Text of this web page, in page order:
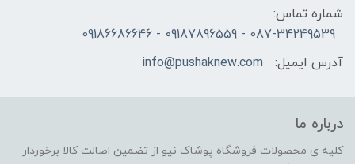
شماره تماس:
087-34249539 - 09187896559 - 09186686646
آدرس ایمیل:
info@pushaknew.com
درباره ما
کلیه ی محصولات فروشگاه پوشاک نیو از تضمین اصالت کالا برخوردار